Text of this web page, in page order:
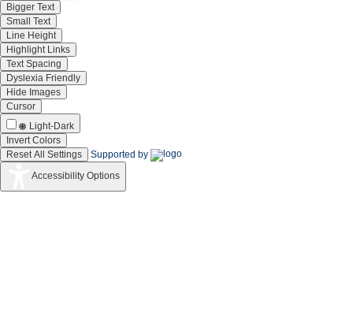
Bigger Text
Small Text
Line Height
Highlight Links
Text Spacing
Dyslexia Friendly
Hide Images
Cursor
Light-Dark
Invert Colors
Reset All Settings
Supported by
Accessibility Options